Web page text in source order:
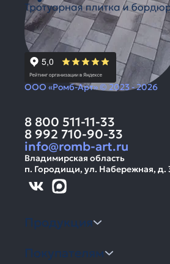
ООО «Ромб-Арт» © 2023 - 2026
8 800 511-11-33
8 992 710-90-33
info@romb-art.ru
Владимирская область
п. Городищи, ул. Набережная, д.
Продукция
Покупателям